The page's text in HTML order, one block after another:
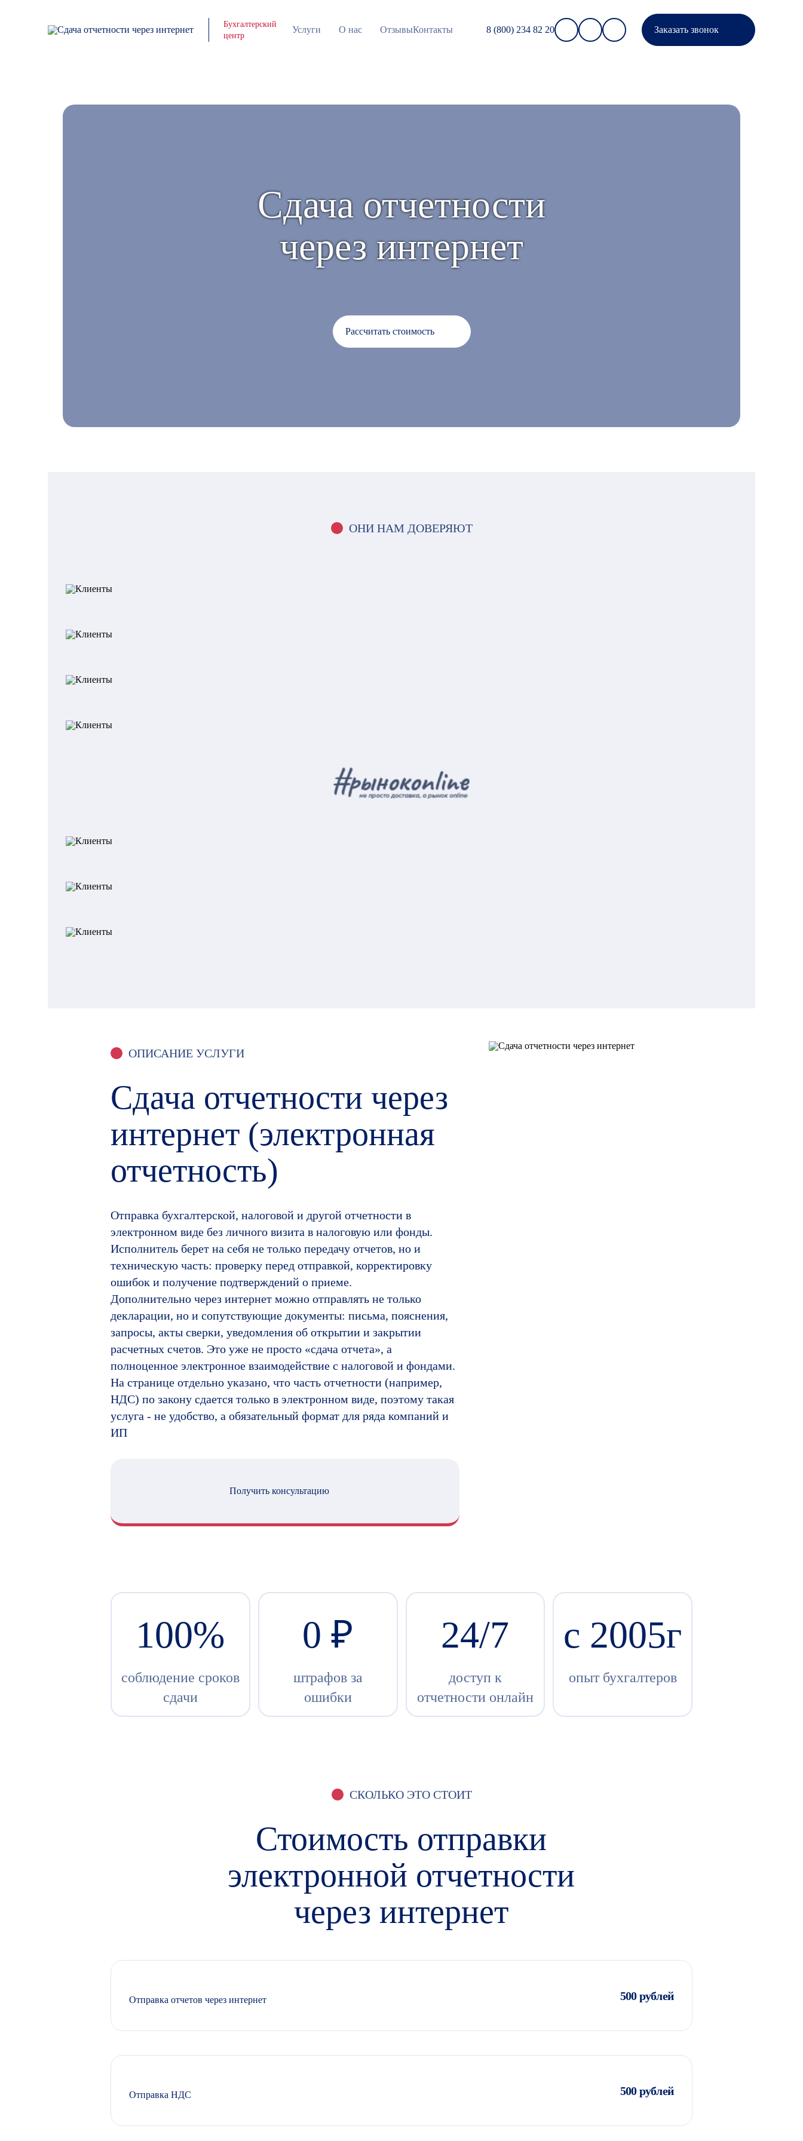
Бухгалтерский
центр
Услуги О нас ОтзывыКонтакты 8 (800) 234 82 20 Заказать звонок
Сдача отчетности
через интернет
Рассчитать стоимость
ОНИ НАМ ДОВЕРЯЮТ
ОПИСАНИЕ УСЛУГИ
Сдача отчетности через
интернет (электронная
отчетность)
Отправка бухгалтерской, налоговой и другой отчетности в
электронном виде без личного визита в налоговую или фонды.
Исполнитель берет на себя не только передачу отчетов, но и
техническую часть: проверку перед отправкой, корректировку
ошибок и получение подтверждений о приеме.
Дополнительно через интернет можно отправлять не только
декларации, но и сопутствующие документы: письма, пояснения,
запросы, акты сверки, уведомления об открытии и закрытии
расчетных счетов. Это уже не просто «сдача отчета», а
полноценное электронное взаимодействие с налоговой и фондами.
На странице отдельно указано, что часть отчетности (например,
НДС) по закону сдается только в электронном виде, поэтому такая
услуга - не удобство, а обязательный формат для ряда компаний и
ИП
Получить консультацию
100%
соблюдение сроков
сдачи
0 ₽
штрафов за
ошибки
24/7
доступ к
отчетности онлайн
c 2005г
опыт бухгалтеров
СКОЛЬКО ЭТО СТОИТ
Стоимость отправки
электронной отчетности
через интернет
Отправка отчетов через интернет 500 рублей
Отправка НДС 500 рублей